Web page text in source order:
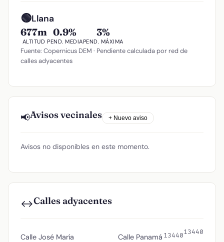
🟢Llana
677m
ALTITUD
0.9%
PEND. MEDIA
3%
PEND. MÁXIMA
Fuente: Copernicus DEM · Pendiente calculada por red de
calles adyacentes
📢Avisos vecinales + Nuevo aviso
Avisos no disponibles en este momento.
↔️Calles adyacentes
Calle José María
13440
Calle Panamá 13440